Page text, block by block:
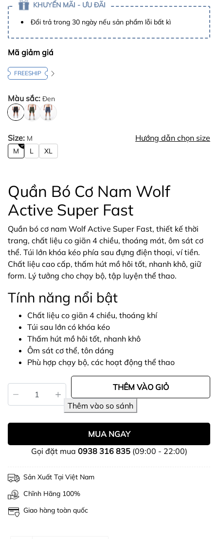
KHUYẾN MÃI - ƯU ĐÃI
Đổi trả trong 30 ngày nếu sản phẩm lỗi bất kì
Mã giảm giá
FREESHIP
Màu sắc: Đen
Size: M Hướng dẫn chọn size
M L XL
Quần Bó Cơ Nam Wolf
Active Super Fast
Quần bó cơ nam Wolf Active Super Fast, thiết kế thời
trang, chất liệu co giãn 4 chiều, thoáng mát, ôm sát cơ
thể. Túi lớn khóa kéo phía sau đựng điện thoại, ví tiền.
Chất liệu cao cấp, thấm hút mồ hôi tốt, nhanh khô, giữ
form. Lý tưởng cho chạy bộ, tập luyện thể thao.
Tính năng nổi bật
Chất liệu co giãn 4 chiều, thoáng khí
Túi sau lớn có khóa kéo
Thấm hút mồ hôi tốt, nhanh khô
Ôm sát cơ thể, tôn dáng
Phù hợp chạy bộ, các hoạt động thể thao
THÊM VÀO GIỎ
MUA NGAY
Gọi đặt mua 0938 316 835(09:00 - 22:00)
Sản Xuất Tại Việt Nam
Chĩnh Hãng 100%
Giao hàng toàn quốc